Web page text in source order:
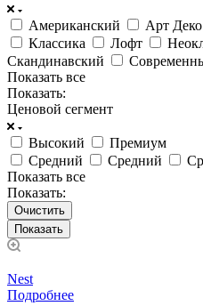
Американский
Арт Деко
Классика
Лофт
Скандинавский
Показать все
Показать:
Ценовой сегмент
Высокий
Премиум
Средний
Средний
Показать все
Показать:
Очистить
Nest
Подробнее